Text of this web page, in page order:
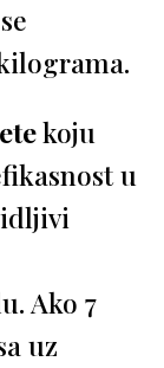
koju
u
Ako 7
uz